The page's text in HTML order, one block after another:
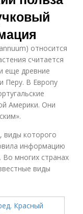
относится
считается
еще древние
Перу. В Европу
Америки. Они
виды которого
информацию
многих странах
виды